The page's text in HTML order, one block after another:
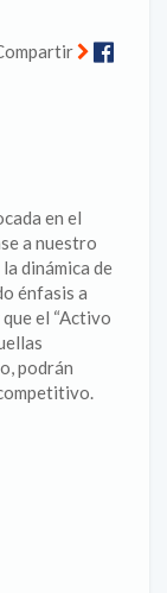
en el
a nuestro
dinámica de
énfasis a
el “Activo
podrán